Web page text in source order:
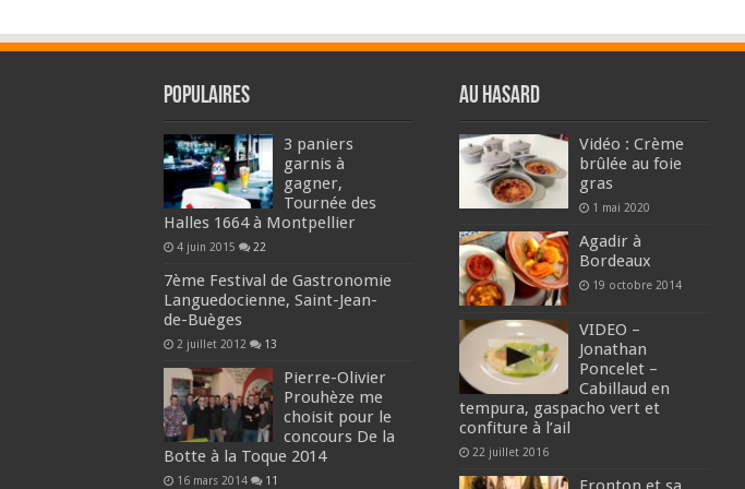
Populaires
3 paniers
garnis à
gagner,
Tournée des
Halles 1664 à Montpellier
4 juin 2015 22
7ème Festival de Gastronomie
Languedocienne, Saint-Jean-
de-Buèges
2 juillet 2012 13
Pierre-Olivier
Prouhèze me
choisit pour le
concours De la
Botte à la Toque 2014
16 mars 2014 11
Au hasard
Vidéo : Crème
brûlée au foie
gras
1 mai 2020
Agadir à
Bordeaux
19 octobre 2014
VIDEO –
Jonathan
Poncelet –
Cabillaud en
tempura, gaspacho vert et
confiture à l’ail
22 juillet 2016